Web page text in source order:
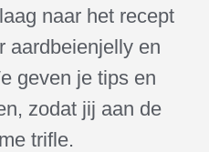
naar het recept
aardbeienjelly en
geven je tips en
zodat jij aan de
trifle.